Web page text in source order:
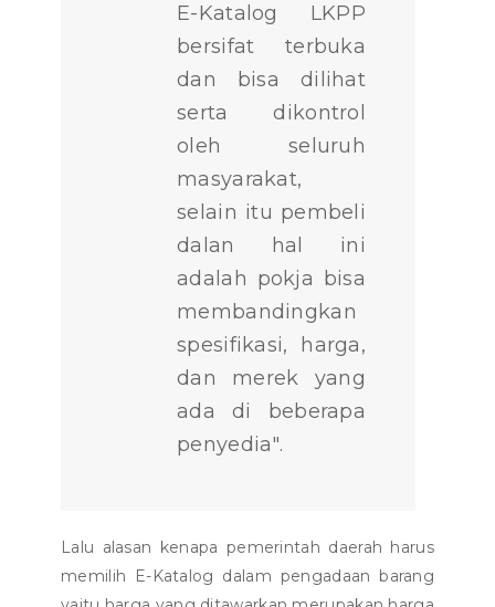
E-Katalog LKPP
bersifat terbuka
dan bisa dilihat
serta dikontrol
oleh seluruh
masyarakat,
selain itu pembeli
dalan hal ini
adalah pokja bisa
membandingkan
spesifikasi, harga,
dan merek yang
ada di beberapa
penyedia".
Lalu alasan kenapa pemerintah daerah harus
memilih E-Katalog dalam pengadaan barang